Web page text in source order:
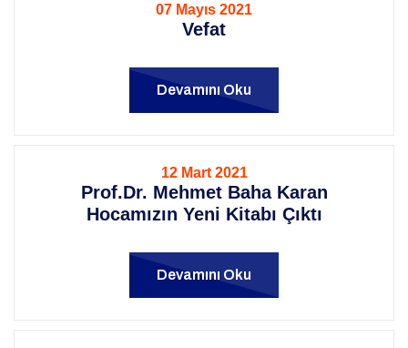
07 Mayıs 2021
Vefat
Devamını Oku
12 Mart 2021
Prof.Dr. Mehmet Baha Karan
Hocamızın Yeni Kitabı Çıktı
Devamını Oku